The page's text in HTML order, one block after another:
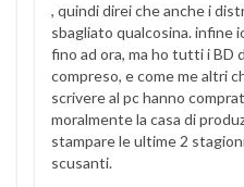
, quindi direi che anche i
sbagliato qualcosina. infine
fino ad ora, ma ho tutti i BD
compreso, e come me altri
scrivere al pc hanno
moralmente la casa di
stampare le ultime 2
scusanti.